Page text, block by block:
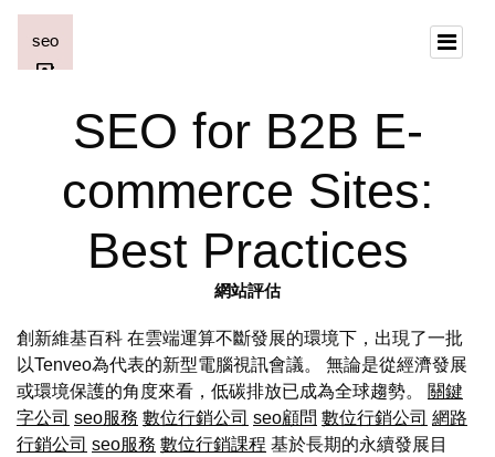
SEO for B2B E-
commerce Sites:
Best Practices
網站評估
創新維基百科 在雲端運算不斷發展的環境下，出現了一批
以Tenveo為代表的新型電腦視訊會議。 無論是從經濟發展
或環境保護的角度來看，低碳排放已成為全球趨勢。 關鍵
字公司 seo服務 數位行銷公司 seo顧問 數位行銷公司 網路
行銷公司 seo服務 數位行銷課程 基於長期的永續發展目